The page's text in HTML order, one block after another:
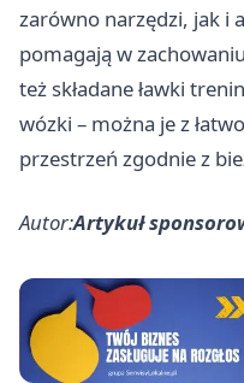
zarówno narzędzi, jak i
pomagają w
też składane ławki
wózki – można je z
przestrzeń zgodnie z
Autor:Artykuł